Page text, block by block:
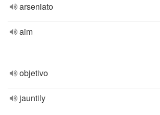
arseniato
aim
objetivo
jauntily